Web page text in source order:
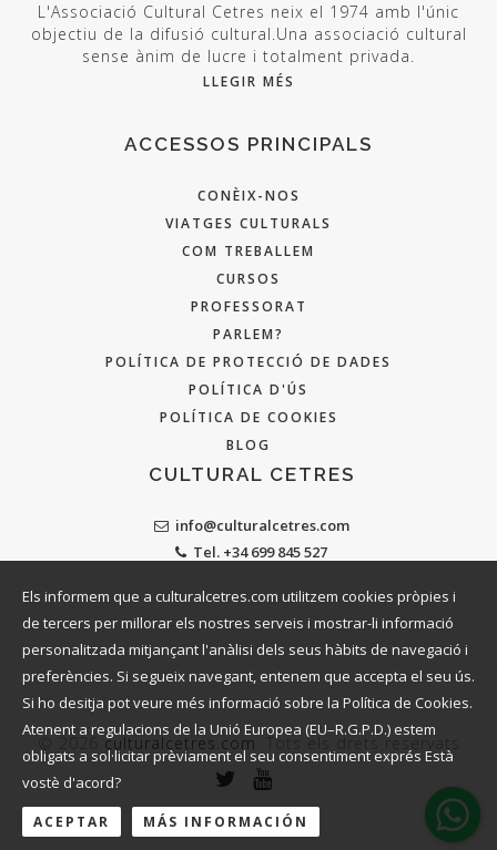
L'Associació Cultural Cetres neix el 1974 amb l'únic
objectiu de la difusió cultural.Una associació cultural
sense ànim de lucre i totalment privada.
LLEGIR MÉS
ACCESSOS PRINCIPALS
CONÈIX-NOS
VIATGES CULTURALS
COM TREBALLEM
CURSOS
PROFESSORAT
PARLEM?
POLÍTICA DE PROTECCIÓ DE DADES
POLÍTICA D'ÚS
POLÍTICA DE COOKIES
BLOG
CULTURAL CETRES
info@culturalcetres.com
Tel. +34 699 845 527
culturalcetres.com . Tots els drets reservats
Els informem que a culturalcetres.com utilitzem cookies pròpies i
de tercers per millorar els nostres serveis i mostrar-li informació
personalitzada mitjançant l'anàlisi dels seus hàbits de navegació i
preferències. Si segueix navegant, entenem que accepta el seu ús.
Si ho desitja pot veure més informació sobre la Política de Cookies.
Atenent a regulacions de la Unió Europea (EU–R.G.P.D.) estem
obligats a sol·licitar prèviament el seu consentiment exprés Està
vostè d'acord?
ACEPTAR MÁS INFORMACIÓN